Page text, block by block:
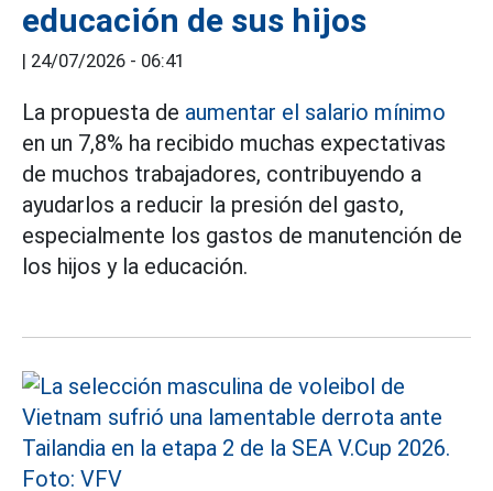
educación de sus hijos
| 24/07/2026 - 06:41
La propuesta de aumentar el salario mínimo
en un 7,8% ha recibido muchas expectativas
de muchos trabajadores, contribuyendo a
ayudarlos a reducir la presión del gasto,
especialmente los gastos de manutención de
los hijos y la educación.